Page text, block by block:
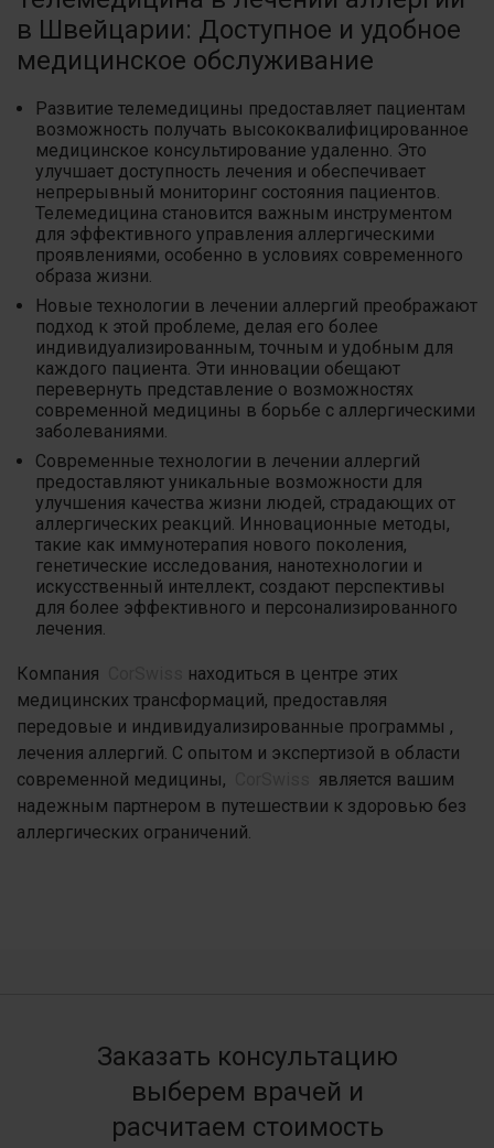
в Швейцарии: Доступное и удобное
медицинское обслуживание
Развитие телемедицины предоставляет пациентам
возможность получать высококвалифицированное
медицинское консультирование удаленно. Это
улучшает доступность лечения и обеспечивает
непрерывный мониторинг состояния пациентов.
Телемедицина становится важным инструментом
для эффективного управления аллергическими
проявлениями, особенно в условиях современного
образа жизни.
Новые технологии в лечении аллергий преображают
подход к этой проблеме, делая его более
индивидуализированным, точным и удобным для
каждого пациента. Эти инновации обещают
перевернуть представление о возможностях
современной медицины в борьбе с аллергическими
заболеваниями.
Современные технологии в лечении аллергий
предоставляют уникальные возможности для
улучшения качества жизни людей, страдающих от
аллергических реакций. Инновационные методы,
такие как иммунотерапия нового поколения,
генетические исследования, нанотехнологии и
искусственный интеллект, создают перспективы
для более эффективного и персонализированного
лечения.
Компания
находиться в центре этих
медицинских трансформаций, предоставляя
передовые и индивидуализированные программы ,
лечения аллергий. С опытом и экспертизой в области
современной медицины,
является вашим
надежным партнером в путешествии к здоровью без
аллергических ограничений.
Заказать консультацию
выберем врачей и
расчитаем стоимость